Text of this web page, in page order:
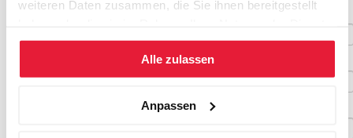
weiteren Daten zusammen, die Sie ihnen bereitgestellt
gesammelt haben.
Alle zulassen
Anpassen
Geburtsdatum